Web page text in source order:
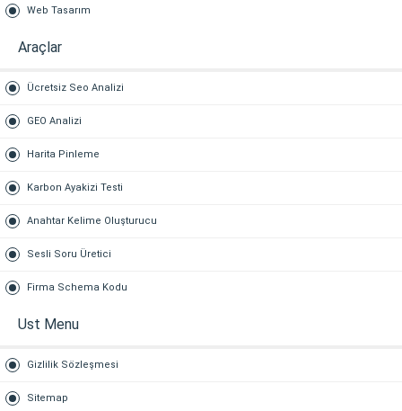
Web Tasarım
Araçlar
Ücretsiz Seo Analizi
GEO Analizi
Harita Pinleme
Karbon Ayakizi Testi
Anahtar Kelime Oluşturucu
Sesli Soru Üretici
Firma Schema Kodu
Ust Menu
Gizlilik Sözleşmesi
Sitemap